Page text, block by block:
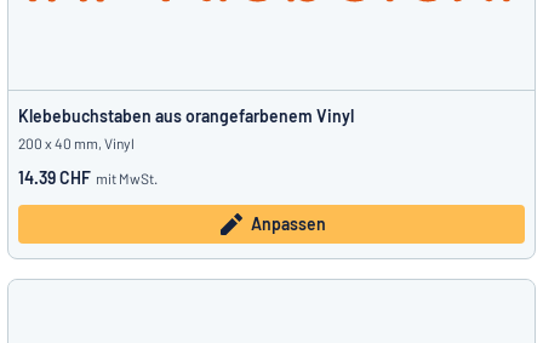
Klebebuchstaben aus orangefarbenem Vinyl
200 x 40 mm, Vinyl
14.39 CHF mit MwSt.
Anpassen